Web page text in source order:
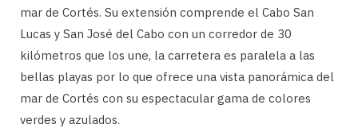
mar de Cortés. Su extensión comprende el Cabo San
Lucas y San José del Cabo con un corredor de 30
kilómetros que los une, la carretera es paralela a las
bellas playas por lo que ofrece una vista panorámica del
mar de Cortés con su espectacular gama de colores
verdes y azulados.